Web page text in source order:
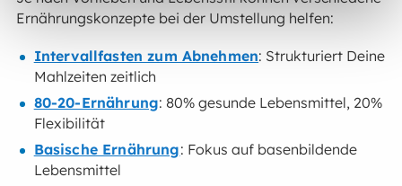
Ernährungskonzepte bei der Umstellung helfen:
Intervallfasten zum Abnehmen: Strukturiert Deine
Mahlzeiten zeitlich
80-20-Ernährung: 80% gesunde Lebensmittel, 20%
Flexibilität
Basische Ernährung: Fokus auf basenbildende
Lebensmittel